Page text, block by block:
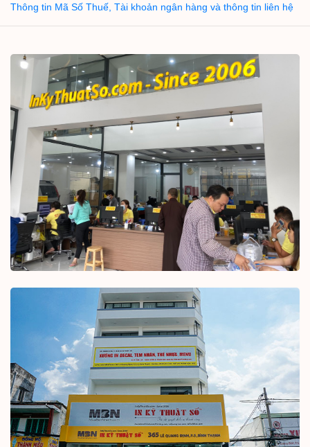
Thông tin Mã Số Thuế, Tài khoản ngân hàng và thông tin liên hệ